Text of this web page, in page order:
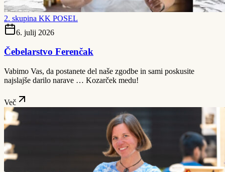
2. skupina KK POSEL
6. julij 2026
Čebelarstvo Ferenčak
Vabimo Vas, da postanete del naše zgodbe in sami poskusite
najslajše darilo narave … Kozarček medu!
Več